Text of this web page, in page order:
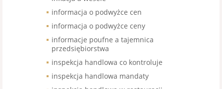
informacja o podwyżce cen
informacja o podwyżce ceny
informacje poufne a tajemnica
przedsiębiorstwa
inspekcja handlowa co kontroluje
inspekcja handlowa mandaty